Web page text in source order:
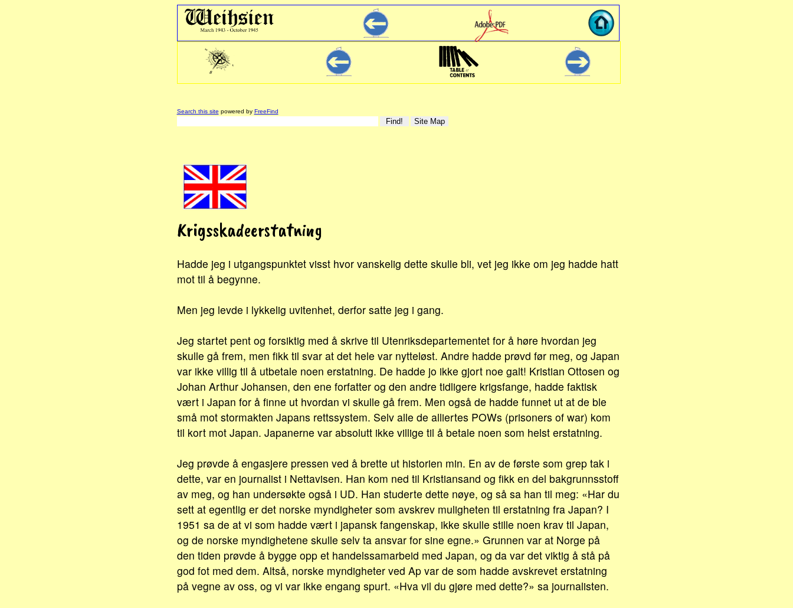
Search this site powered by FreeFind
Krigsskadeerstatning
Hadde jeg i utgangspunktet visst hvor vanskelig dette skulle bli, vet jeg ikke om jeg hadde hatt
mot til å begynne.
Men jeg levde i lykkelig uvitenhet, derfor satte jeg i gang.
Jeg startet pent og forsiktig med å skrive til Utenriksdepartementet for å høre hvordan jeg
skulle gå frem, men fikk til svar at det hele var nytteløst. Andre hadde prøvd før meg, og Japan
var ikke villig til å utbetale noen erstatning. De hadde jo ikke gjort noe galt! Kristian Ottosen og
Johan Arthur Johansen, den ene forfatter og den andre tidligere krigsfange, hadde faktisk
vært i Japan for å finne ut hvordan vi skulle gå frem. Men også de hadde funnet ut at de ble
små mot stormakten Japans rettssystem. Selv alle de alliertes POWs (prisoners of war) kom
til kort mot Japan. Japanerne var absolutt ikke villige til å betale noen som helst erstatning.
Jeg prøvde å engasjere pressen ved å brette ut historien min. En av de første som grep tak i
dette, var en journalist i Nettavisen. Han kom ned til Kristiansand og fikk en del bakgrunnsstoff
av meg, og han undersøkte også i UD. Han studerte dette nøye, og så sa han til meg: «Har du
sett at egentlig er det norske myndigheter som avskrev muligheten til erstatning fra Japan? I
1951 sa de at vi som hadde vært i japansk fangenskap, ikke skulle stille noen krav til Japan,
og de norske myndighetene skulle selv ta ansvar for sine egne.» Grunnen var at Norge på
den tiden prøvde å bygge opp et handelssamarbeid med Japan, og da var det viktig å stå på
god fot med dem. Altså, norske myndigheter ved Ap var de som hadde avskrevet erstatning
på vegne av oss, og vi var ikke engang spurt. «Hva vil du gjøre med dette?» sa journalisten.